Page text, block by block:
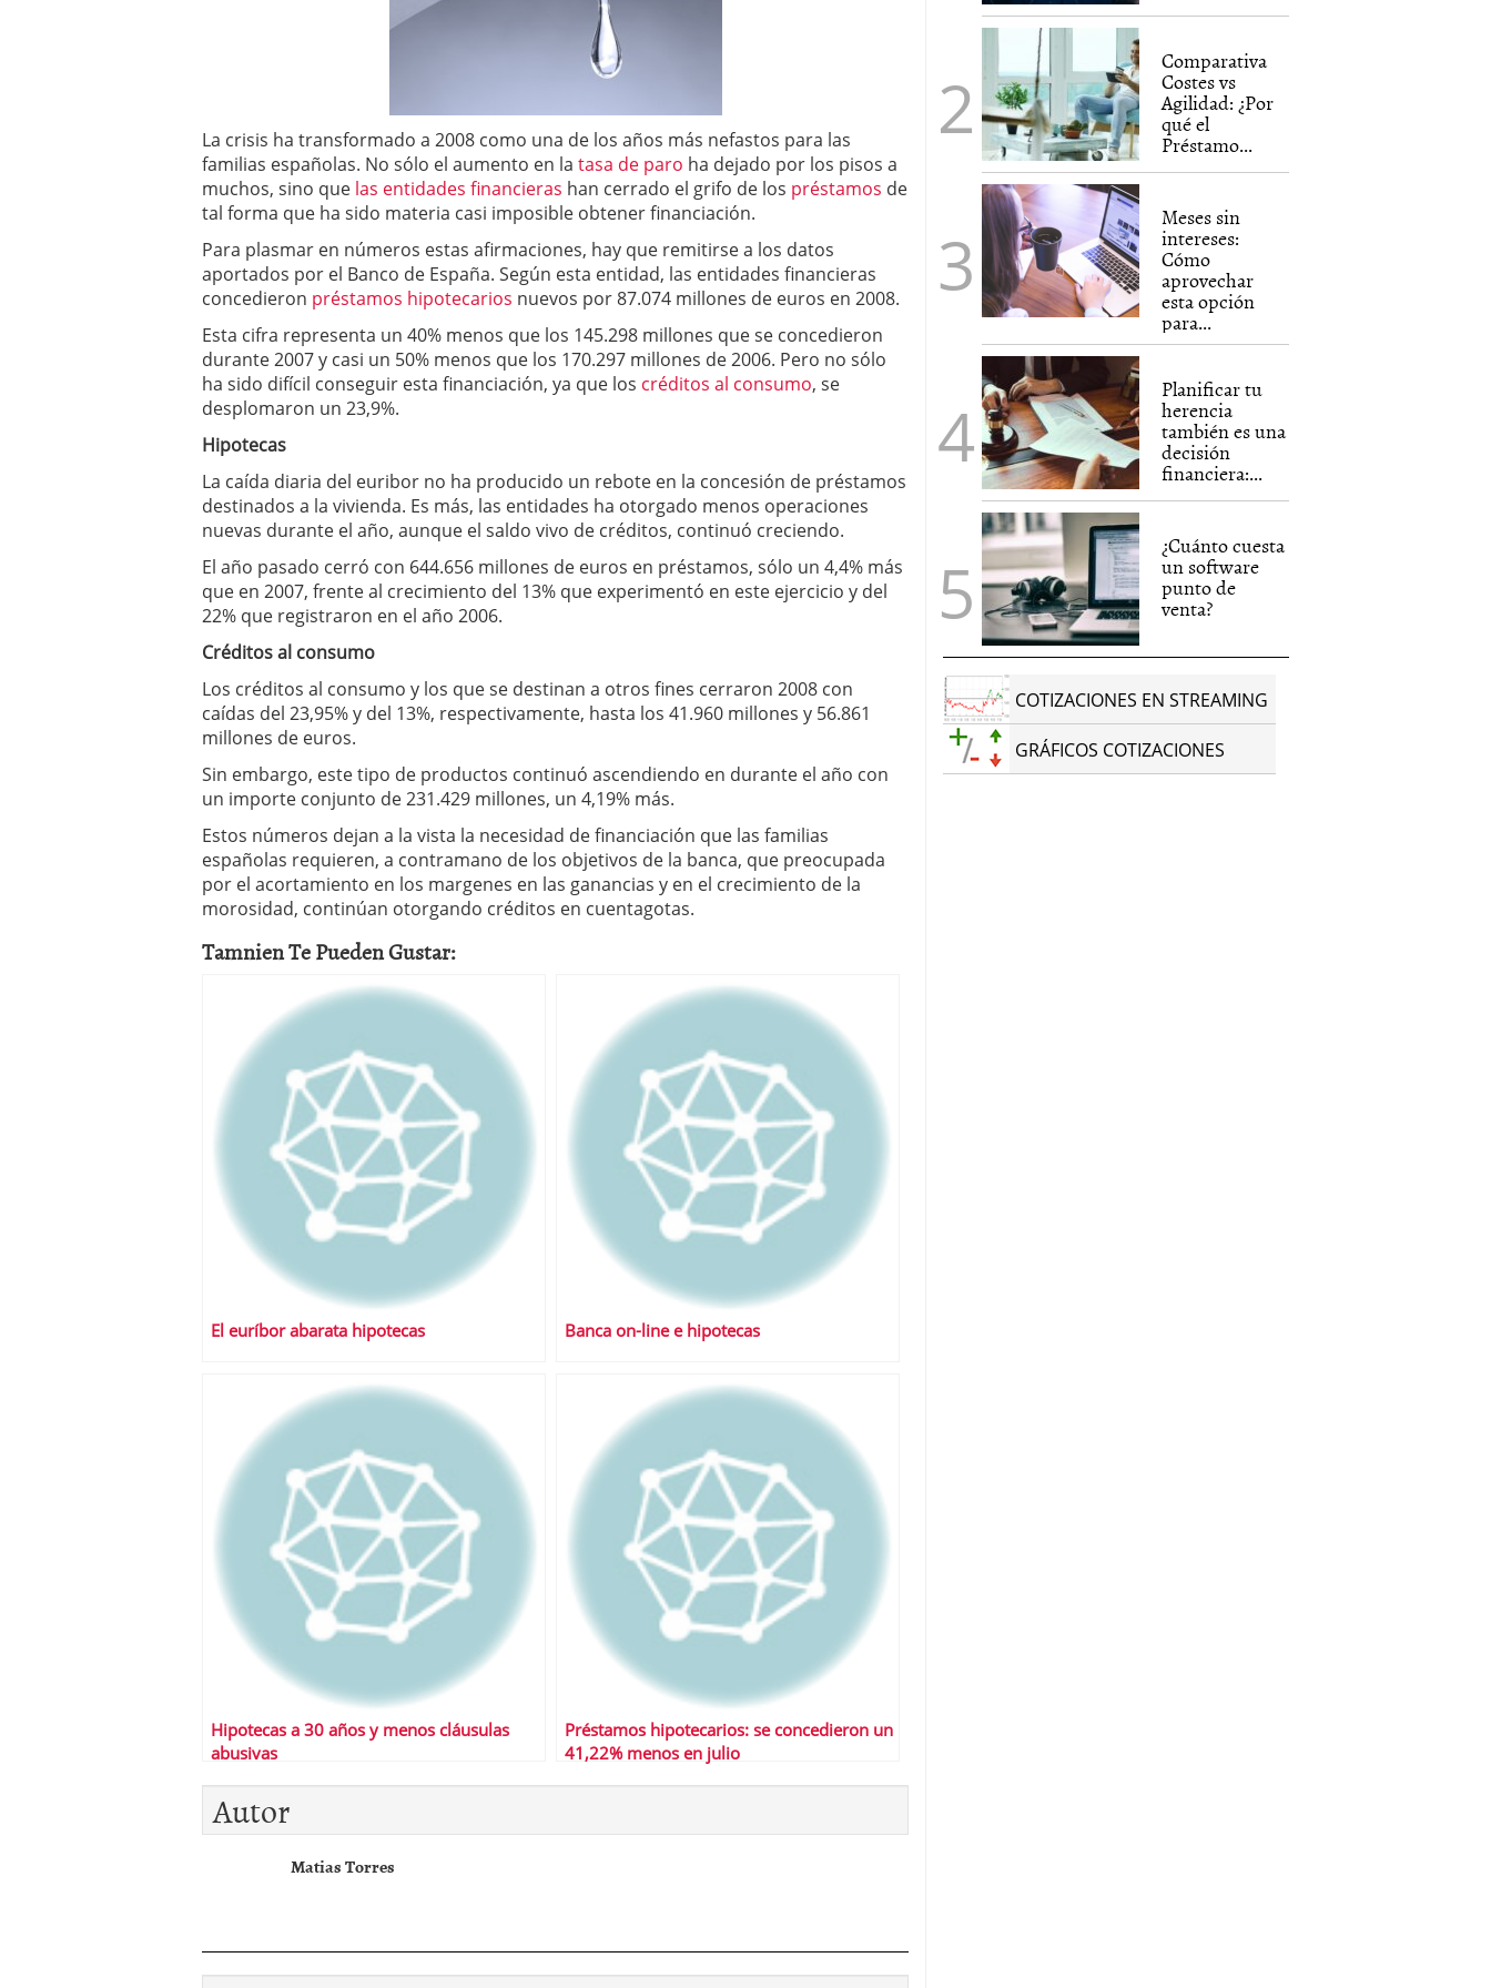
21 de noviembre de 2025
¿Cuánto cuesta un software punto de venta?
La crisis ha transformado a 2008 como una de los años más nefastos para las
familias españolas. No sólo el aumento en la tasa de paro ha dejado por los pisos a
muchos, sino que las entidades financieras han cerrado el grifo de los préstamos de
tal forma que ha sido materia casi imposible obtener financiación.
Para plasmar en números estas afirmaciones, hay que remitirse a los datos
aportados por el Banco de España. Según esta entidad, las entidades financieras
concedieron préstamos hipotecarios nuevos por 87.074 millones de euros en 2008.
Esta cifra representa un 40% menos que los 145.298 millones que se concedieron
durante 2007 y casi un 50% menos que los 170.297 millones de 2006. Pero no sólo
ha sido difícil conseguir esta financiación, ya que los créditos al consumo, se
desplomaron un 23,9%.
Hipotecas
La caída diaria del euribor no ha producido un rebote en la concesión de préstamos
destinados a la vivienda. Es más, las entidades ha otorgado menos operaciones
nuevas durante el año, aunque el saldo vivo de créditos, continuó creciendo.
El año pasado cerró con 644.656 millones de euros en préstamos, sólo un 4,4% más
que en 2007, frente al crecimiento del 13% que experimentó en este ejercicio y del
22% que registraron en el año 2006.
Créditos al consumo
Los créditos al consumo y los que se destinan a otros fines cerraron 2008 con
caídas del 23,95% y del 13%, respectivamente, hasta los 41.960 millones y 56.861
millones de euros.
Sin embargo, este tipo de productos continuó ascendiendo en durante el año con
un importe conjunto de 231.429 millones, un 4,19% más.
Estos números dejan a la vista la necesidad de financiación que las familias
españolas requieren, a contramano de los objetivos de la banca, que preocupada
por el acortamiento en los margenes en las ganancias y en el crecimiento de la
morosidad, continúan otorgando créditos en cuentagotas.
Tamnien Te Pueden Gustar:
El euríbor abarata hipotecas Banca on-line e hipotecas
Hipotecas a 30 años y menos cláusulas
abusivas
Préstamos hipotecarios: se concedieron un
41,22% menos en julio
Autor
Matias Torres
Comparativa
Costes vs
Agilidad: ¿Por
qué el
Préstamo...
Meses sin
intereses:
Cómo
aprovechar
esta opción
para...
Planificar tu
herencia
también es una
decisión
financiera:...
¿Cuánto cuesta
un software
punto de
venta?
COTIZACIONES EN STREAMING
GRÁFICOS COTIZACIONES